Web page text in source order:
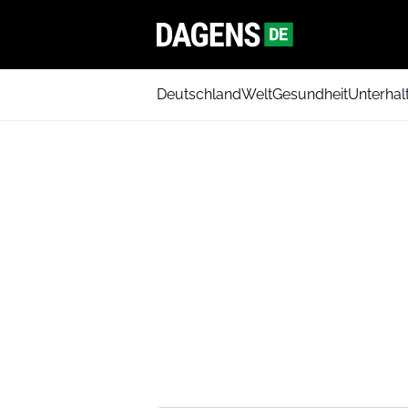
DeutschlandWeltGesundheit